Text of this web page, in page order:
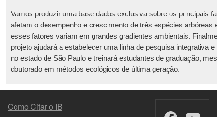
Vamos produzir uma base dados exclusiva sobre os principais
afetam o desempenho e crescimento de três espécies arbóreas
esses fatores variam em grandes gradientes ambientais.
projeto ajudará a estabelecer uma linha de pesquisa integrativa e
no estado de São Paulo e treinará estudantes de graduação,
doutorado em métodos ecológicos de última geração.
MENU DO RODAPÉ
Como Citar o IB